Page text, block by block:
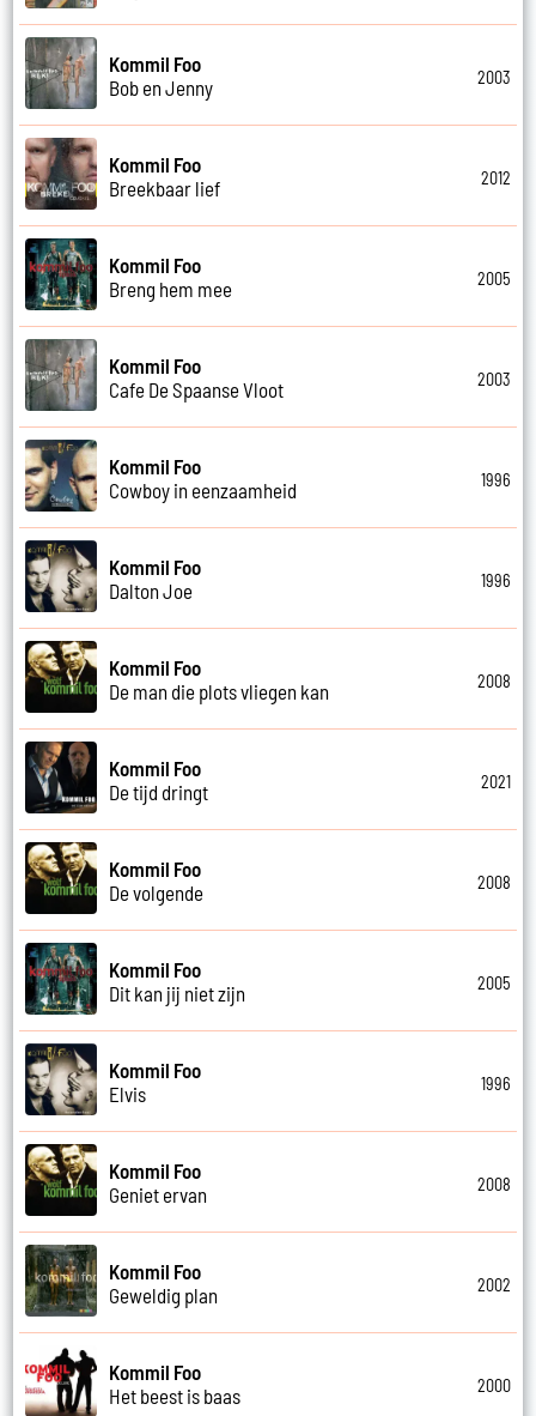
Kommil Foo
Bob en Jenny
2003
Kommil Foo
Breekbaar lief
2012
Kommil Foo
Breng hem mee
2005
Kommil Foo
Cafe De Spaanse Vloot
2003
Kommil Foo
Cowboy in eenzaamheid
1996
Kommil Foo
Dalton Joe
1996
Kommil Foo
De man die plots vliegen kan
2008
Kommil Foo
De tijd dringt
2021
Kommil Foo
De volgende
2008
Kommil Foo
Dit kan jij niet zijn
2005
Kommil Foo
Elvis
1996
Kommil Foo
Geniet ervan
2008
Kommil Foo
Geweldig plan
2002
Kommil Foo
Het beest is baas
2000